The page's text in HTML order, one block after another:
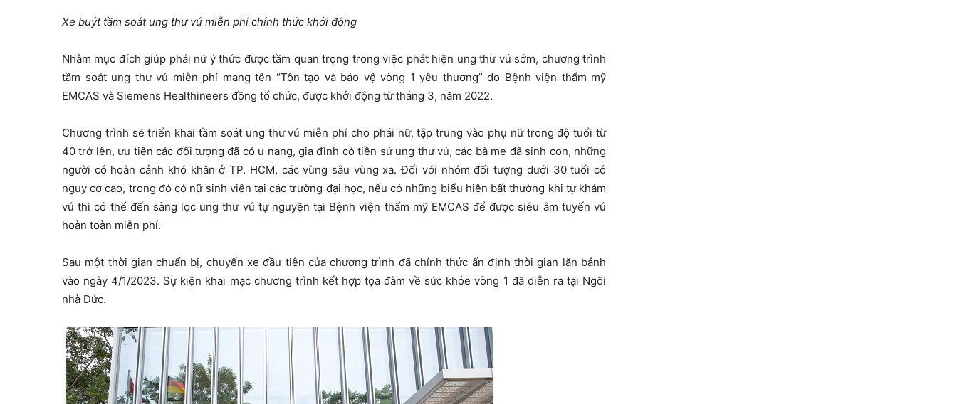
Xe buýt tầm soát ung thư vú miễn phí chính thức khởi động
Nhằm mục đích giúp phái nữ ý thức được tầm quan trọng trong việc phát hiện ung thư vú sớm, chương trình
tầm soát ung thư vú miễn phí mang tên “Tôn tạo và bảo vệ vòng 1 yêu thương” do Bệnh viện thẩm mỹ
EMCAS và Siemens Healthineers đồng tổ chức, được khởi động từ tháng 3, năm 2022.
Chương trình sẽ triển khai tầm soát ung thư vú miễn phí cho phái nữ, tập trung vào phụ nữ trong độ tuổi từ
40 trở lên, ưu tiên các đối tượng đã có u nang, gia đình có tiền sử ung thư vú, các bà mẹ đã sinh con, những
người có hoàn cảnh khó khăn ở TP. HCM, các vùng sâu vùng xa. Đối với nhóm đối tượng dưới 30 tuổi có
nguy cơ cao, trong đó có nữ sinh viên tại các trường đại học, nếu có những biểu hiện bất thường khi tự khám
vú thì có thể đến sàng lọc ung thư vú tự nguyện tại Bệnh viện thẩm mỹ EMCAS để được siêu âm tuyến vú
hoàn toàn miễn phí.
Sau một thời gian chuẩn bị, chuyến xe đầu tiên của chương trình đã chính thức ấn định thời gian lăn bánh
vào ngày 4/1/2023. Sự kiện khai mạc chương trình kết hợp tọa đàm về sức khỏe vòng 1 đã diễn ra tại Ngôi
nhà Đức.